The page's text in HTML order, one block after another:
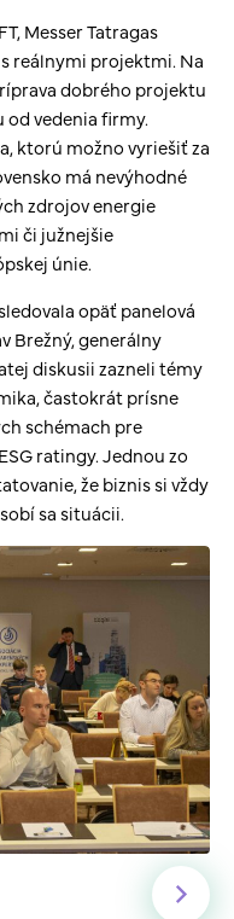
Messer Tatragas
reálnymi projektmi. Na
dobrého projektu
od vedenia firmy.
ktorú možno vyriešiť za
má nevýhodné
zdrojov energie
či južnejšie
únie.
opäť panelová
Brežný, generálny
diskusii zazneli témy
častokrát prísne
schémach pre
ratingy. Jednou zo
že biznis si vždy
sa situácii.